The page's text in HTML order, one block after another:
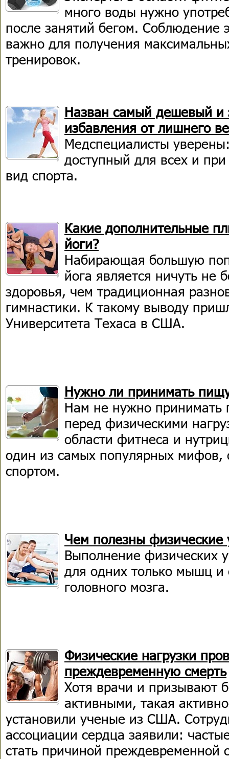
много воды нужно
после занятий бегом. Соблюдение
важно для получения
тренировок.
Назван самый дешевый
избавления от лишнего
Медспециалисты
доступный для всех и
вид спорта.
Какие дополнительные
йоги?
Набирающая большую
йога является ничуть не
здоровья, чем традиционная
гимнастики. К такому выводу
Университета Техаса в США.
Нужно ли принимать
Нам не нужно принимать
перед физическими
области фитнеса и
один из самых популярных мифов,
спортом.
Чем полезны физические
Выполнение физических
для одних только мышц и
головного мозга.
Физические нагрузки
преждевременную смерть
Хотя врачи и призывают
активными, такая
установили ученые из США.
ассоциации сердца заявили:
стать причиной преждевременной